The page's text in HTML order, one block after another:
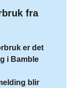
fra
er det
i Bamble
blir